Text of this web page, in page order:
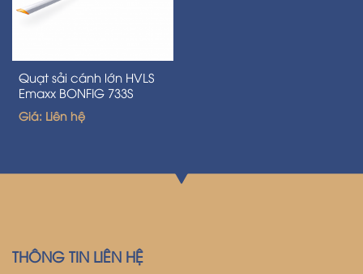
Quạt sải cánh lớn HVLS
Emaxx BONFIG 733S
Giá: Liên hệ
THÔNG TIN LIÊN HỆ